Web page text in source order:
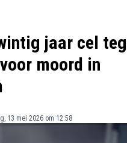
jaar cel
moord in
13 mei 2026 om 12:58